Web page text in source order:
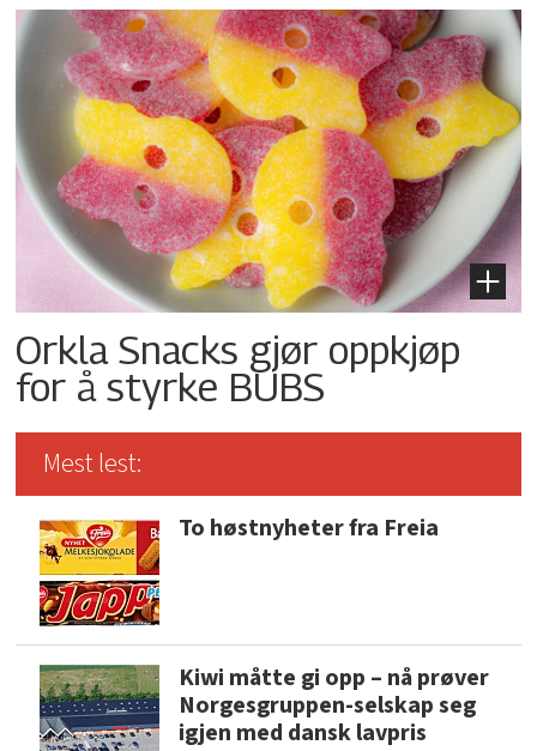
Orkla Snacks gjør oppkjøp
for å styrke BUBS
Mest lest:
To høstnyheter fra Freia
Kiwi måtte gi opp – nå prøver
Norgesgruppen-selskap seg
igjen med dansk lavpris